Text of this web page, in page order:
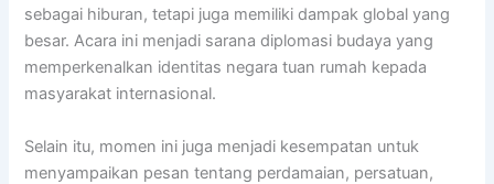
sebagai hiburan, tetapi juga memiliki dampak global yang
besar. Acara ini menjadi sarana diplomasi budaya yang
memperkenalkan identitas negara tuan rumah kepada
masyarakat internasional.
Selain itu, momen ini juga menjadi kesempatan untuk
menyampaikan pesan tentang perdamaian, persatuan,